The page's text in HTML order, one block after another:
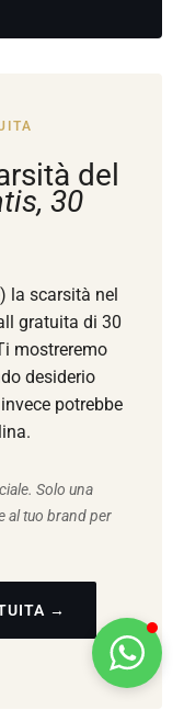
del
30
la scarsità nel
gratuita di 30
mostreremo
desiderio
potrebbe
Solo una
al tuo brand per
→